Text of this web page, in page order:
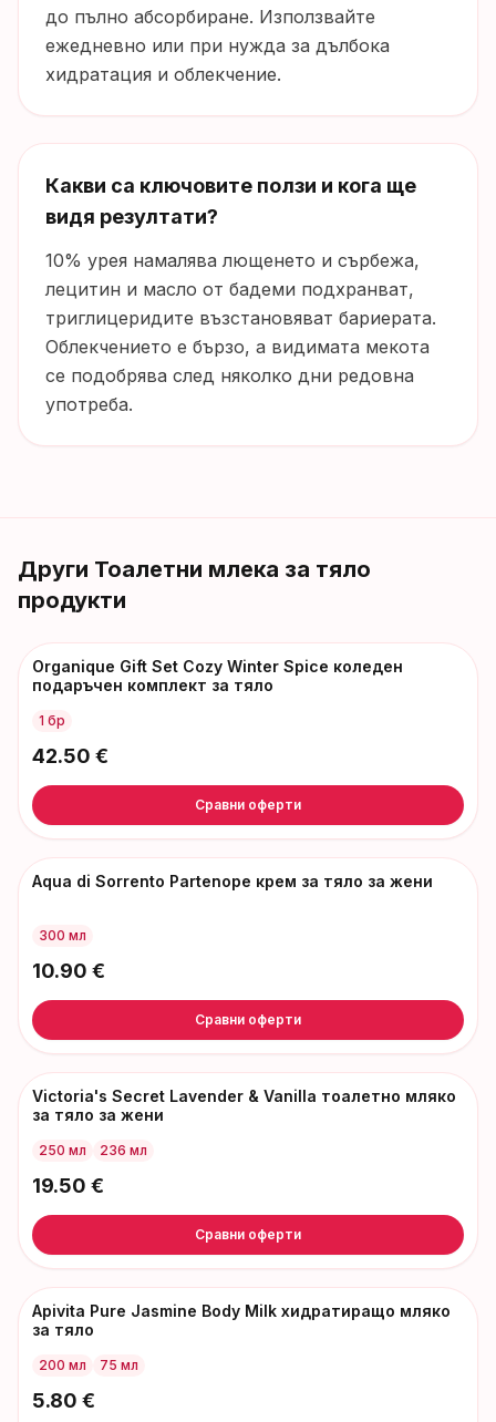
до пълно абсорбиране. Използвайте
ежедневно или при нужда за дълбока
хидратация и облекчение.
Какви са ключовите ползи и кога ще
видя резултати?
10% урея намалява лющенето и сърбежа,
лецитин и масло от бадеми подхранват,
триглицеридите възстановяват бариерата.
Облекчението е бързо, а видимата мекота
се подобрява след няколко дни редовна
употреба.
Други Тоалетни млека за тяло
продукти
Organique Gift Set Cozy Winter Spice коледен
подаръчен комплект за тяло
1 бр
42.50 €
Сравни оферти
Aqua di Sorrento Partenope крем за тяло за жени
300 мл
10.90 €
Сравни оферти
Victoria's Secret Lavender & Vanilla тоалетно мляко
за тяло за жени
250 мл 236 мл
19.50 €
Сравни оферти
Apivita Pure Jasmine Body Milk хидратиращо мляко
за тяло
200 мл 75 мл
5.80 €